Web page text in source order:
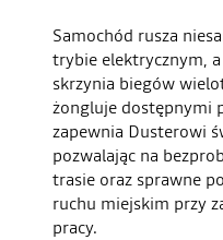
Samochód rusza
trybie elektrycznym,
skrzynia biegów
żongluje dostępnymi
zapewnia Dusterowi
pozwalając na
trasie oraz sprawne
ruchu miejskim przy
pracy.